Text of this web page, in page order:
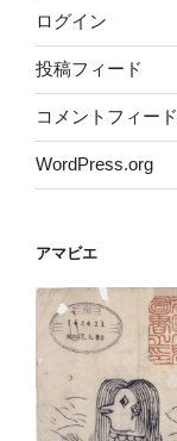
ログイン
投稿フィード
コメントフィード
WordPress.org
アマビエ